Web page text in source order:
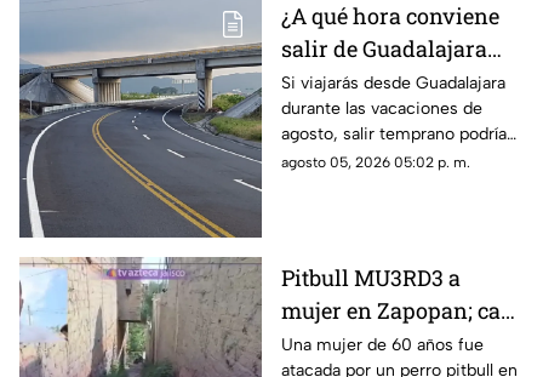
¿A qué hora conviene
salir de Guadalajara
para evitar tráfico en
vacaciones?
Si viajarás desde Guadalajara
durante las vacaciones de
agosto, salir temprano podría
ayudarte a evitar tráfico, lluvias
agosto 05, 2026 05:02 p. m.
Pitbull MU3RD3 a
mujer en Zapopan; casi
le 4RR4NCA la muñeca
Una mujer de 60 años fue
atacada por un perro pitbull en